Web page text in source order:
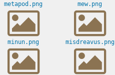
metapod.png mew.png
minun.png misdreavus.png